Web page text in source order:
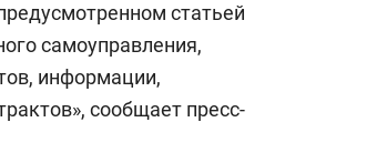
статьей
самоуправления,
информации,
сообщает пресс-